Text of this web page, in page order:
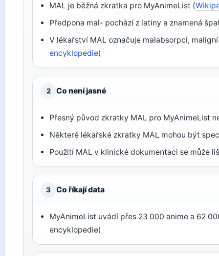
MAL je běžná zkratka pro MyAnimeList (
Předpona mal- pochází z latiny a znamená
V lékařství MAL označuje malabsorpci,
encyklopedie)
2 Co není jasné
Přesný původ zkratky MAL pro MyAnimeList
Některé lékařské zkratky MAL mohou být
Použití MAL v klinické dokumentaci se může
3 Co říkají data
MyAnimeList uvádí přes 23 000 anime a 62
encyklopedie)